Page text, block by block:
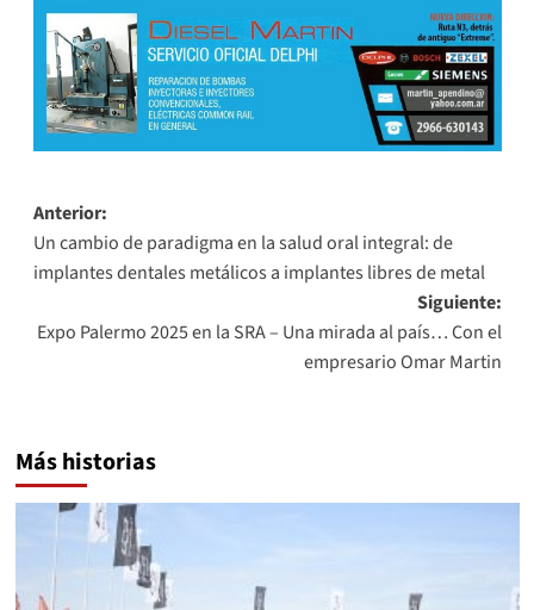
Navegación
de
entradas
Anterior:
Un cambio de paradigma en la salud oral integral: de
implantes dentales metálicos a implantes libres de metal
Siguiente:
Expo Palermo 2025 en la SRA – Una mirada al país… Con el
empresario Omar Martin
Más historias